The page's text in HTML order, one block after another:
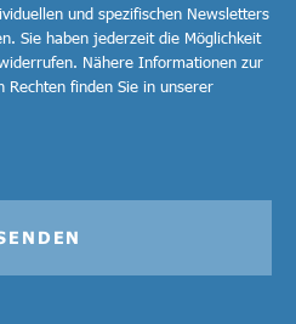
und spezifischen Newsletters
Sie haben jederzeit die Möglichkeit
Nähere Informationen zur
Rechten finden Sie in unserer